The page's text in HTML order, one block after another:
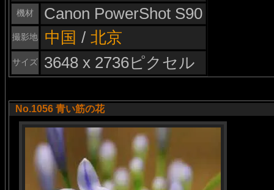
機材
Canon PowerShot S90
撮影地 中国 / 北京
サイズ 3648 x 2736ピクセル
No.1056 青い筋の花